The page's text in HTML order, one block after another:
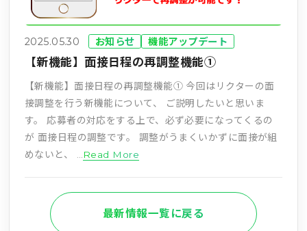
2025.05.30 お知らせ 機能アップデート
【新機能】面接日程の再調整機能①
【新機能】面接日程の再調整機能① 今回はリクターの面
接調整を行う新機能について、 ご説明したいと思いま
す。 応募者の対応をする上で、必ず必要になってくるの
が 面接日程の調整です。 調整がうまくいかずに面接が組
めないと、 …Read More
最新情報一覧に戻る